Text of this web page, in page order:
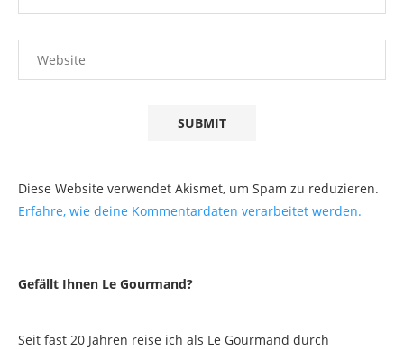
Diese Website verwendet Akismet, um Spam zu reduzieren.
Erfahre, wie deine Kommentardaten verarbeitet werden.
Gefällt Ihnen Le Gourmand?
Seit fast 20 Jahren reise ich als Le Gourmand durch